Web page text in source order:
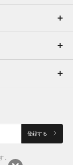
登録する
。